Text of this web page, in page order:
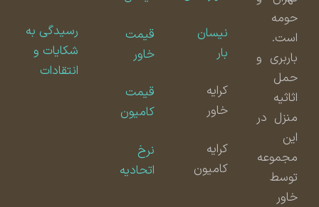
حومه
است.
باربری و
حمل
اثاثیه
منزل در
مجموعه
توسط
نیسان
کامیون
قیمت
قیمت
کامیون
اتحادیه
رسیدگی به
شکایات و
انتقادات